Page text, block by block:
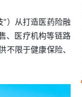
）从打造医药险融
、医疗机构等链路
限于健康保险、